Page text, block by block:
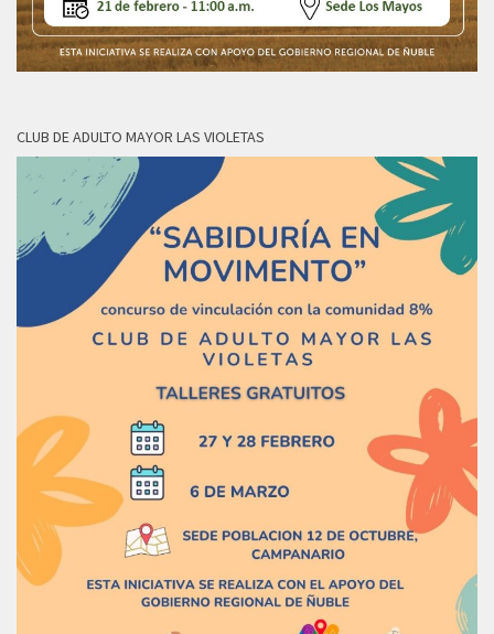
CLUB DE ADULTO MAYOR LAS VIOLETAS